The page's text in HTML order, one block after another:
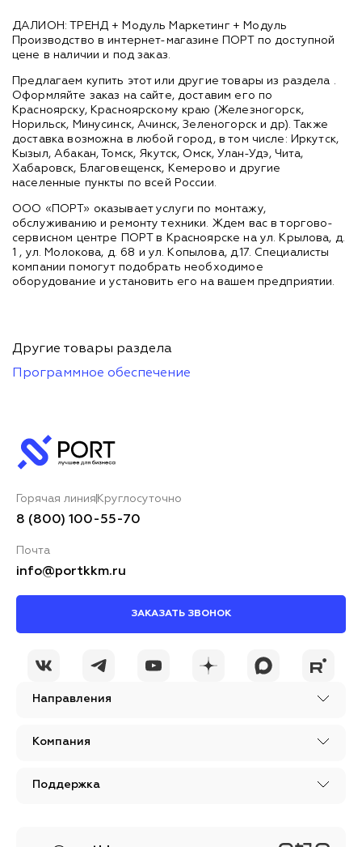
ДАЛИОН: ТРЕНД + Модуль Маркетинг + Модуль
Производство в интернет-магазине ПОРТ по доступной
цене в наличии и под заказ.
Предлагаем купить этот или другие товары из раздела .
Оформляйте заказ на сайте, доставим его по
Красноярску, Красноярскому краю (Железногорск,
Норильск, Минусинск, Ачинск, Зеленогорск и др). Также
доставка возможна в любой город, в том числе: Иркутск,
Кызыл, Абакан, Томск, Якутск, Омск, Улан-Удэ, Чита,
Хабаровск, Благовещенск, Кемерово и другие
населенные пункты по всей России.
ООО «ПОРТ» оказывает услуги по монтажу,
обслуживанию и ремонту техники. Ждем вас в торгово-
сервисном центре ПОРТ в Красноярске на ул. Крылова, д.
1 , ул. Молокова, д. 68 и ул. Копылова, д.17. Специалисты
компании помогут подобрать необходимое
оборудование и установить его на вашем предприятии.
Другие товары раздела
Программное обеспечение
Направления
Компания
Поддержка
Горячая линия Круглосуточно
8 (800) 100-55-70
Почта
info@portkkm.ru
ЗАКАЗАТЬ ЗВОНОК